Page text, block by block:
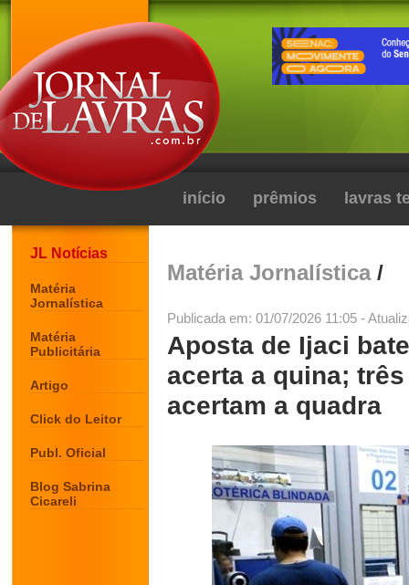
início prêmios lavras
JL Notícias
Matéria
Jornalística
Matéria
Publicitária
Artigo
Click do Leitor
Publ. Oficial
Blog Sabrina
Cicareli
Matéria Jornalística/
Publicada em: 01/07/2026 11:05 -
Aposta de Ijaci
acerta a quina;
acertam a quadra